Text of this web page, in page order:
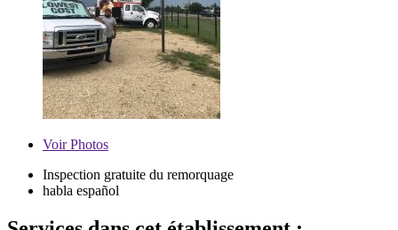
VoirPhotos
Inspection gratuite du remorquage
habla español